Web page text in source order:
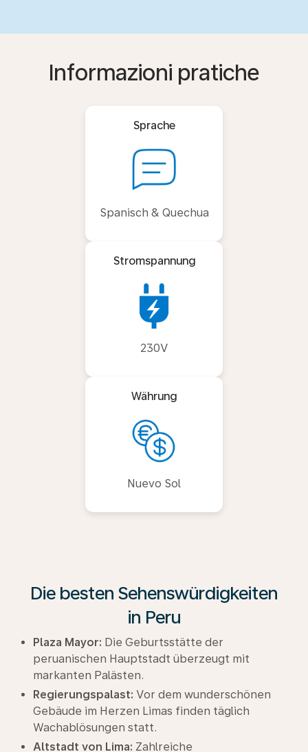
Informazioni pratiche
Sprache
Spanisch & Quechua
Stromspannung
230V
Währung
Nuevo Sol
Die besten Sehenswürdigkeiten
in Peru
Plaza Mayor: Die Geburtsstätte der
peruanischen Hauptstadt überzeugt mit
markanten Palästen.
Regierungspalast: Vor dem wunderschönen
Gebäude im Herzen Limas finden täglich
Wachablösungen statt.
Altstadt von Lima: Zahlreiche